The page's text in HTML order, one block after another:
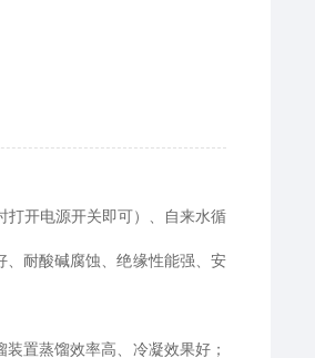
打开电源开关即可）、自来水循
耐酸碱腐蚀、绝缘性能强、安
置蒸馏效率高、冷凝效果好；